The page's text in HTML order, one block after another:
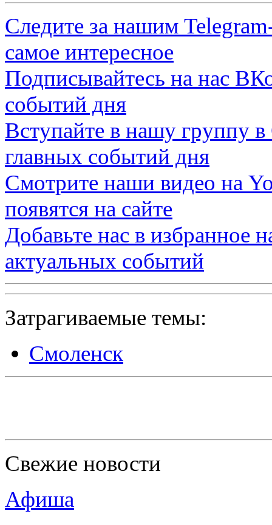
Следите за нашим
самое интересное
Подписывайтесь на нас
событий дня
Вступайте в нашу группу в
главных событий дня
Смотрите наши видео на
появятся на сайте
Добавьте нас в избранное
актуальных событий
Затрагиваемые темы:
Смоленск
Свежие новости
Афиша